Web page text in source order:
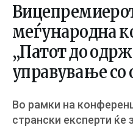
меѓународна
„Патот до
управување со
Во рамки на
странски експерти ќе